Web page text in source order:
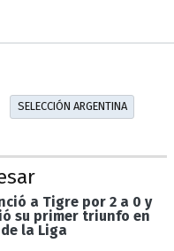
SELECCIÓN ARGENTINA
a Tigre por 2 a 0 y
su primer triunfo en
la Liga